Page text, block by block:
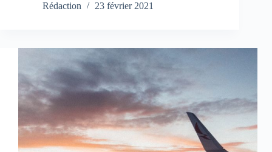
Rédaction
23 février 2021